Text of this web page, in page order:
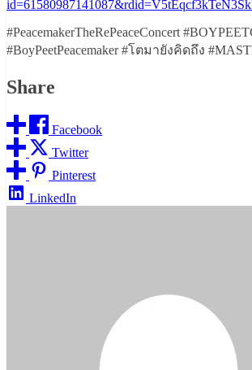
#PeacemakerTheRePeaceConcert
#BoyPeetPeacemaker #โตมายังคิดถึง
Share
Facebook
Twitter
Pinterest
LinkedIn